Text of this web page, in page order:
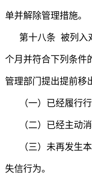
单并解除管理措施。
第十八条 被列入
个月并符合下列条件
管理部门提出提前移
（一）已经履行
（二）已经主动
（三）未再发生
失信行为。